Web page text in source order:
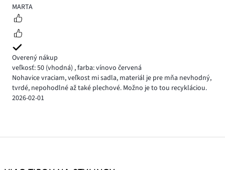
2
MARTA
Overený nákup
veľkosť: 50 (vhodná) ,farba: vínovo červená
Nohavice vraciam, veľkost mi sadla, materiál je pre mňa nevhodný,
tvrdé, nepohodlné až také plechové. Možno je to tou recykláciou.
2026-02-01